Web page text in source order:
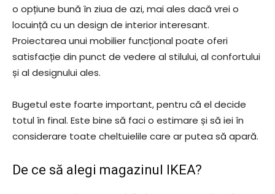
o opțiune bună în ziua de azi, mai ales dacă vrei o
locuință cu un design de interior interesant.
Proiectarea unui mobilier funcțional poate oferi
satisfacție din punct de vedere al stilului, al confortului
și al designului ales.
Bugetul este foarte important, pentru că el decide
totul în final. Este bine să faci o estimare și să iei în
considerare toate cheltuielile care ar putea să apară.
De ce să alegi magazinul IKEA?